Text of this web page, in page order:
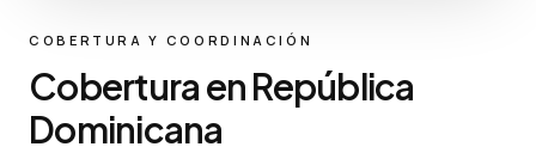
COBERTURA Y COORDINACIÓN
Cobertura en República
Dominicana